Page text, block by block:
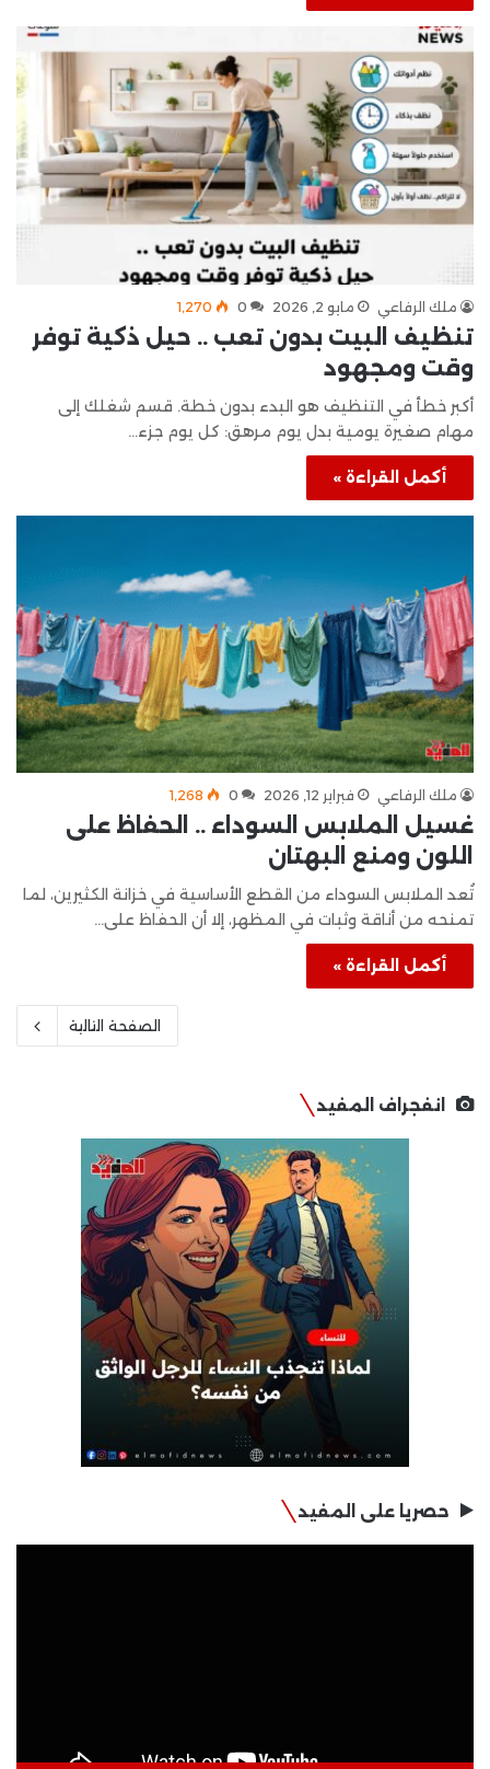
ملك الرفاعي مايو 2, 2026 0 1٬270
تنظيف البيت بدون تعب .. حيل ذكية توفر
وقت ومجهود
أكبر خطأ في التنظيف هو البدء بدون خطة. قسم شغلك إلى
مهام صغيرة يومية بدل يوم مرهق: كل يوم جزء…
أكمل القراءة »
ملك الرفاعي فبراير 12, 2026 0 1٬268
غسيل الملابس السوداء .. الحفاظ على
اللون ومنع البهتان
تُعد الملابس السوداء من القطع الأساسية في خزانة الكثيرين، لما
تمنحه من أناقة وثبات في المظهر، إلا أن الحفاظ على…
أكمل القراءة »
الصفحة التالية
انفجراف المفيد
حصريا على المفيد